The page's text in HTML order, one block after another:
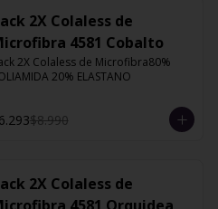
2X Colaless de
4581 Cobalto
2X Colaless de Microfibra80%
20% ELASTANO
$8.990
2X Colaless de